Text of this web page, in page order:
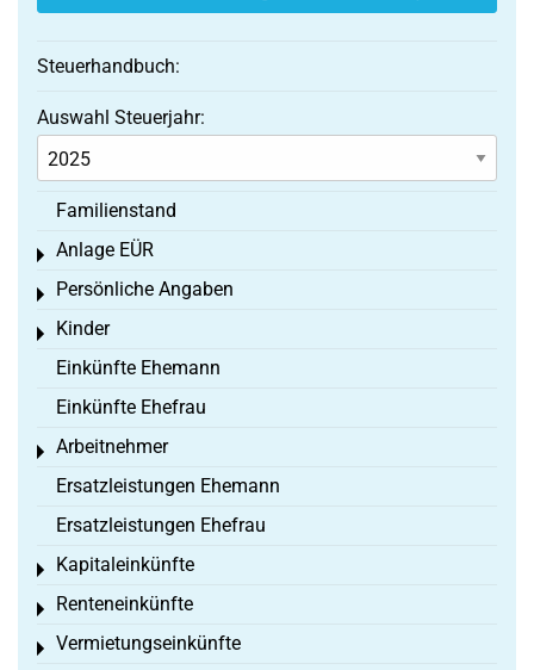
Steuerhandbuch:
Auswahl Steuerjahr:
Familienstand
Anlage EÜR
Toggle menu
Persönliche Angaben
Toggle menu
Kinder
Toggle menu
Einkünfte Ehemann
Einkünfte Ehefrau
Arbeitnehmer
Toggle menu
Ersatzleistungen Ehemann
Ersatzleistungen Ehefrau
Kapitaleinkünfte
Toggle menu
Renteneinkünfte
Toggle menu
Vermietungseinkünfte
Toggle menu